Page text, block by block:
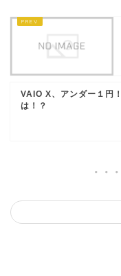
VAIO X、アンダー１円
は！？